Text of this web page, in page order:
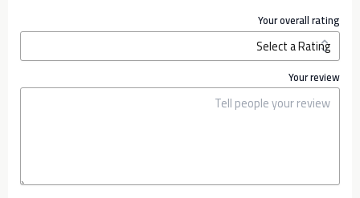
Your overall rating
Your review